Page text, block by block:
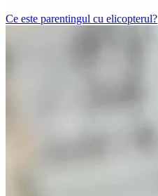
Ce este parentingul cu elicopterul?